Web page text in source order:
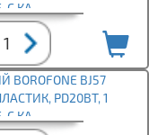
C КА
BJ57
PD20ВТ, 1
C КА